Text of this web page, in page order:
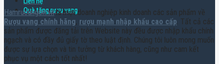
Quà tặng rượu vang
Hamruoungon.vnlà một doanh nghiệp kinh doanh các sản phẩm về
Rượu vang chính hãng, rượu mạnh nhập khẩu cao cấp. Tất cả các
sản phẩm được đăng tải trên Website này đều được nhập khẩu chính
ngạch và có đầy đủ giấy tờ theo luật định. Chúng tôi luôn mong muốn
được sự lựa chọn và tin tưởng từ khách hàng, cũng như cam kết
phục vụ một cách tốt nhất!